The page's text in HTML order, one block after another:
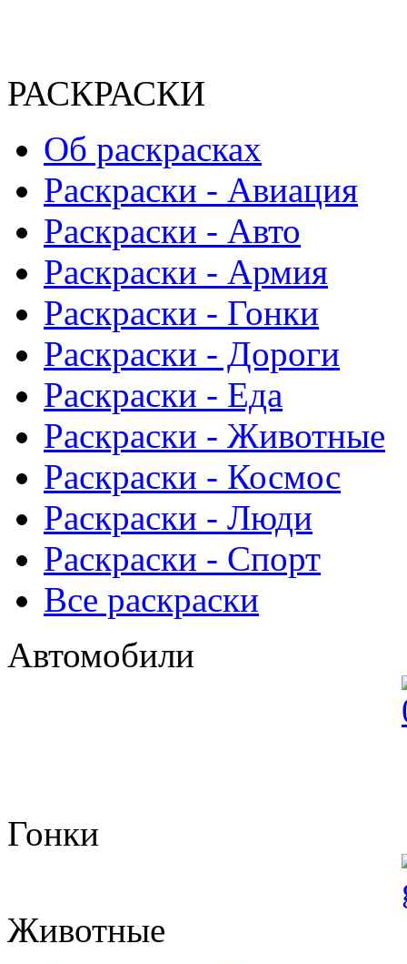
РАСКРАСКИ
Об раскрасках
Раскраски - Авиация
Раскраски - Авто
Раскраски - Армия
Раскраски - Гонки
Раскраски - Дороги
Раскраски - Еда
Раскраски - Животныe
Раскраски - Космос
Раскраски - Люди
Раскраски - Спорт
Все раскраски
Автомобили
Гонки
Животные